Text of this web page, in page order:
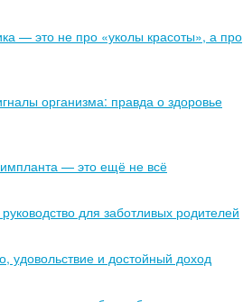
— это не про «уколы красоты», а про
организма: правда о здоровье
— это ещё не всё
для заботливых родителей
удовольствие и достойный доход